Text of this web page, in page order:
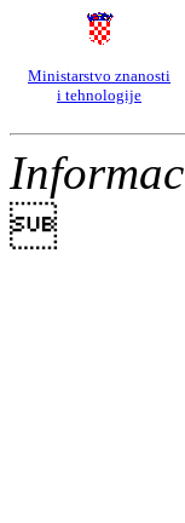
Ministarstvo znanosti
i tehnologije
